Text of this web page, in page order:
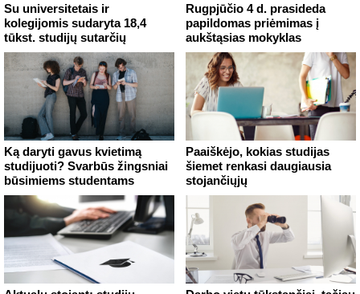
Su universitetais ir
kolegijomis sudaryta 18,4
tūkst. studijų sutarčių
Rugpjūčio 4 d. prasideda
papildomas priėmimas į
aukštąsias mokyklas
Ką daryti gavus kvietimą
studijuoti? Svarbūs žingsniai
būsimiems studentams
Paaiškėjo, kokias studijas
šiemet renkasi daugiausia
stojančiųjų